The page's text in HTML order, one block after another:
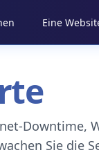
Eine
Downtime,
Sie die